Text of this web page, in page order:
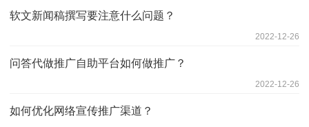
软文新闻稿撰写要注意什么问题？
2022-12-26
问答代做推广自助平台如何做推广？
2022-12-26
如何优化网络宣传推广渠道？